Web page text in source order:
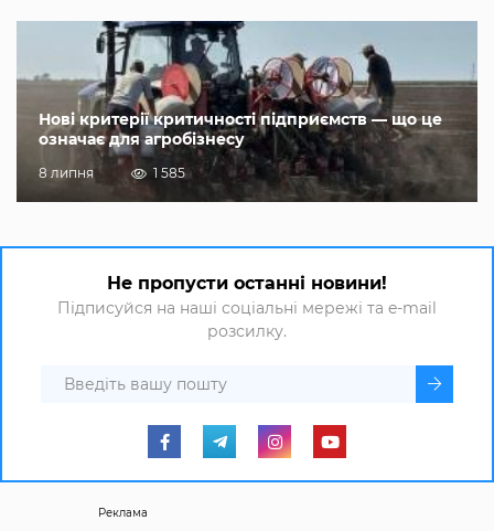
Нові критерії критичності підприємств — що це
означає для агробізнесу
8 липня 1 585
Не пропусти останні новини!
Підписуйся на наші соціальні мережі та e-mail
розсилку.
Реклама